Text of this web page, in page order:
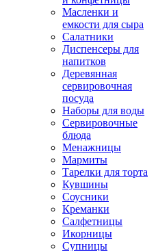
Масленки и
емкости для сыра
Салатники
Диспенсеры для
напитков
Деревянная
сервировочная
посуда
Наборы для воды
Сервировочные
блюда
Менажницы
Мармиты
Тарелки для торта
Кувшины
Соусники
Креманки
Салфетницы
Икорницы
Супницы